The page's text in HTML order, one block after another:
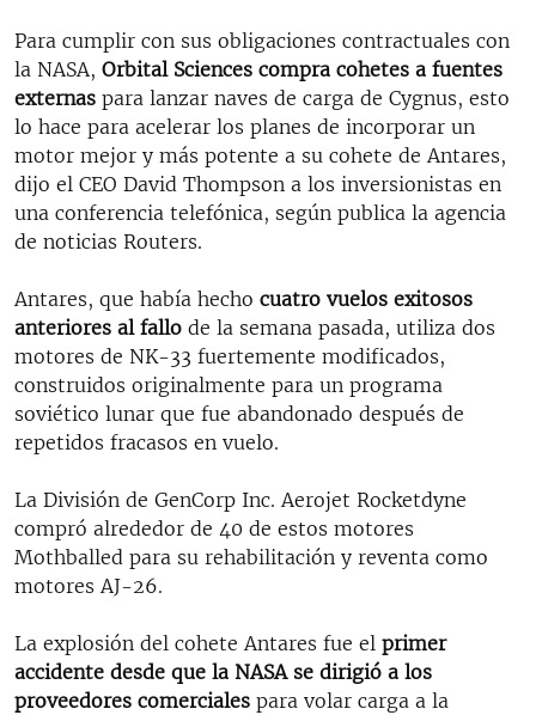
Para cumplir con sus obligaciones contractuales con
la NASA, Orbital Sciences compra cohetes a fuentes
externas para lanzar naves de carga de Cygnus, esto
lo hace para acelerar los planes de incorporar un
motor mejor y más potente a su cohete de Antares,
dijo el CEO David Thompson a los inversionistas en
una conferencia telefónica, según publica la agencia
de noticias Routers.
Antares, que había hecho cuatro vuelos exitosos
anteriores al fallo de la semana pasada, utiliza dos
motores de NK-33 fuertemente modificados,
construidos originalmente para un programa
soviético lunar que fue abandonado después de
repetidos fracasos en vuelo.
La División de GenCorp Inc. Aerojet Rocketdyne
compró alrededor de 40 de estos motores
Mothballed para su rehabilitación y reventa como
motores AJ-26.
La explosión del cohete Antares fue el primer
accidente desde que la NASA se dirigió a los
proveedores comerciales para volar carga a la